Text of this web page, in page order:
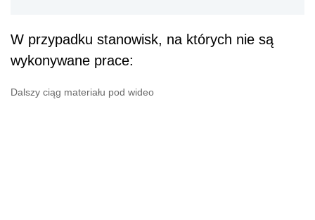
W przypadku stanowisk, na których nie są
wykonywane prace:
Dalszy ciąg materiału pod wideo